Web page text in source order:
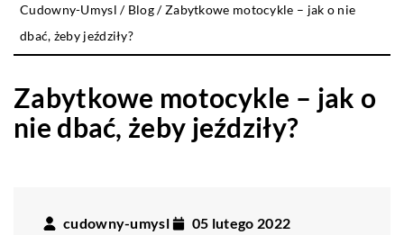
Cudowny-Umysl / Blog/Zabytkowe motocykle – jak o nie
dbać, żeby jeździły?
Zabytkowe motocykle – jak o
nie dbać, żeby jeździły?
cudowny-umysl
05 lutego 2022